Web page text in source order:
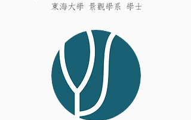
東海大學 景觀學系 學士